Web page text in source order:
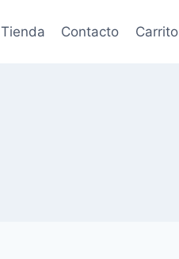
Tienda Contacto Carrito